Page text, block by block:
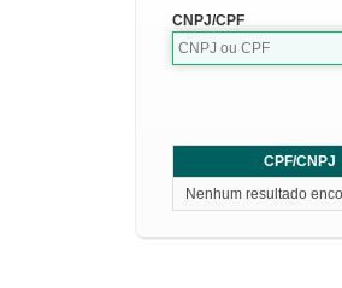
CNPJ/CPF
CPF/CNPJ
Nenhum resultado